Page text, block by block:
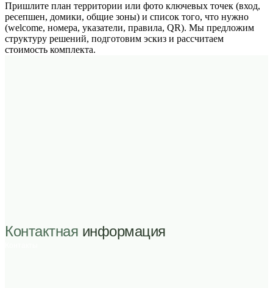
Пришлите план территории или фото ключевых точек (вход,
ресепшен, домики, общие зоны) и список того, что нужно
(welcome, номера, указатели, правила, QR). Мы предложим
структуру решений, подготовим эскиз и рассчитаем
стоимость комплекта.
Контактная информация